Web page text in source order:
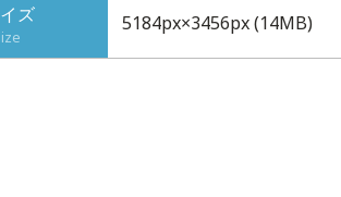
ズ 5184px×3456px (14MB)